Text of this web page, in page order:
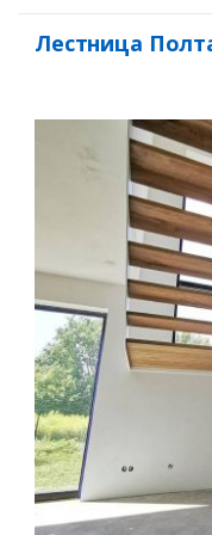
Лестница